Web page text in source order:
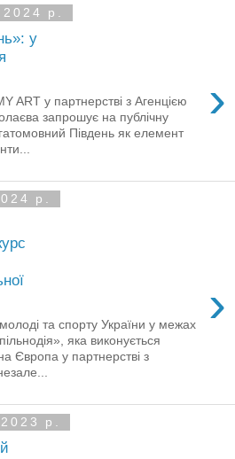
р.
у
›
ART у партнерстві з Агенцією
запрошує на публічну
Південь як елемент
р.
›
молоді та спорту України у межах
яка виконується
Європа у партнерстві з
р.